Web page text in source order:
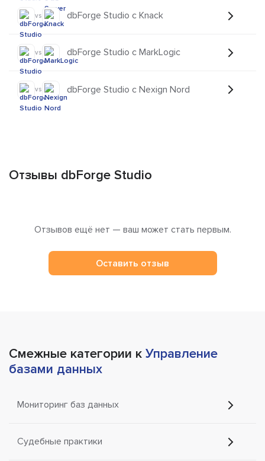
vs dbForge Studio с Knack
vs dbForge Studio с MarkLogic
vs dbForge Studio с Nexign Nord
Отзывы dbForge Studio
Отзывов ещё нет — ваш может стать первым.
Оставить отзыв
Смежные категории к Управление
базами данных
Мониторинг баз данных
Судебные практики